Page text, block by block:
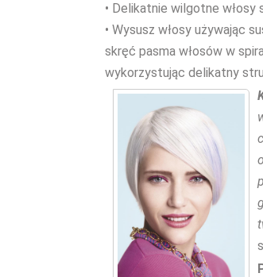
• Delikatnie wilgotne włosy
• Wysusz włosy używając
skręć pasma włosów w
wykorzystując delikatny